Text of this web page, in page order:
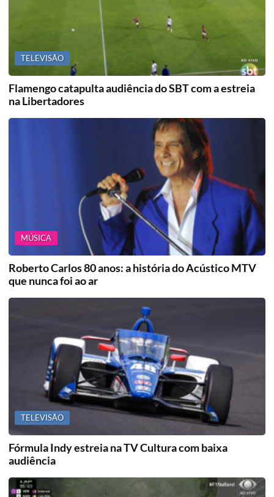
TELEVISÃO
Flamengo catapulta audiência do SBT com a estreia
na Libertadores
MÚSICA
Roberto Carlos 80 anos: a história do Acústico MTV
que nunca foi ao ar
TELEVISÃO
Fórmula Indy estreia na TV Cultura com baixa
audiência